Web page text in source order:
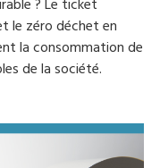
? Le ticket
le zéro déchet en
la consommation de
de la société.